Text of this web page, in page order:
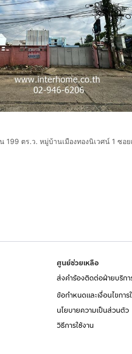
ศูนย์ช่วยเหลือ
ส่งคำร้องติดต่อฝ่ายบริก
ข้อกำหนดและเงื่อนไขการ
นโยบายความเป็นส่วนตัว
วิธีการใช้งาน